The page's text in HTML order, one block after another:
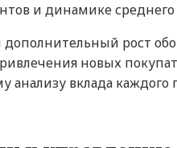
и динамике среднего
рост
новых
анализу вклада